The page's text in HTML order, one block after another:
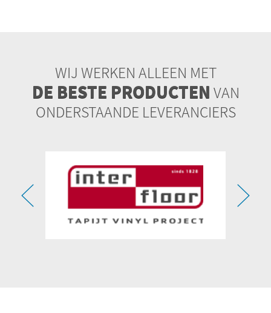
WIJ WERKEN ALLEEN MET
DE BESTE PRODUCTEN VAN
ONDERSTAANDE LEVERANCIERS